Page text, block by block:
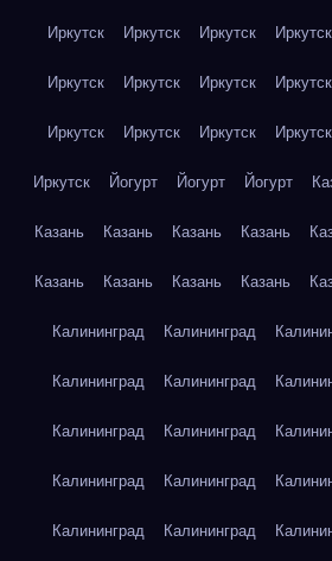
Иркутск Иркутск Иркутск Иркутск
Иркутск Иркутск Иркутск Иркутск
Иркутск Иркутск Иркутск Иркутск
Иркутск Йогурт Йогурт Йогурт
Казань Казань Казань Казань
Казань Казань Казань Казань
Калининград Калининград
Калининград Калининград
Калининград Калининград
Калининград Калининград
Калининград Калининград